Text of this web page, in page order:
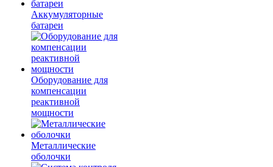
Аккумуляторные
батареи
Оборудование для
компенсации
реактивной
мощности
Металлические
оболочки